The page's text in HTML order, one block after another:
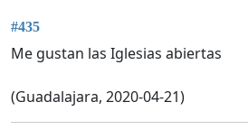
#435
Me gustan las Iglesias abiertas
(Guadalajara, 2020-04-21)